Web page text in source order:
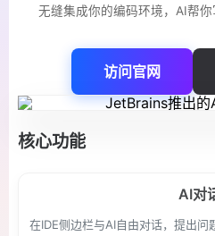
无缝集成你的编码环境，AI帮
访问官网
核心功能
AI对
在IDE侧边栏与AI自由对话，提出